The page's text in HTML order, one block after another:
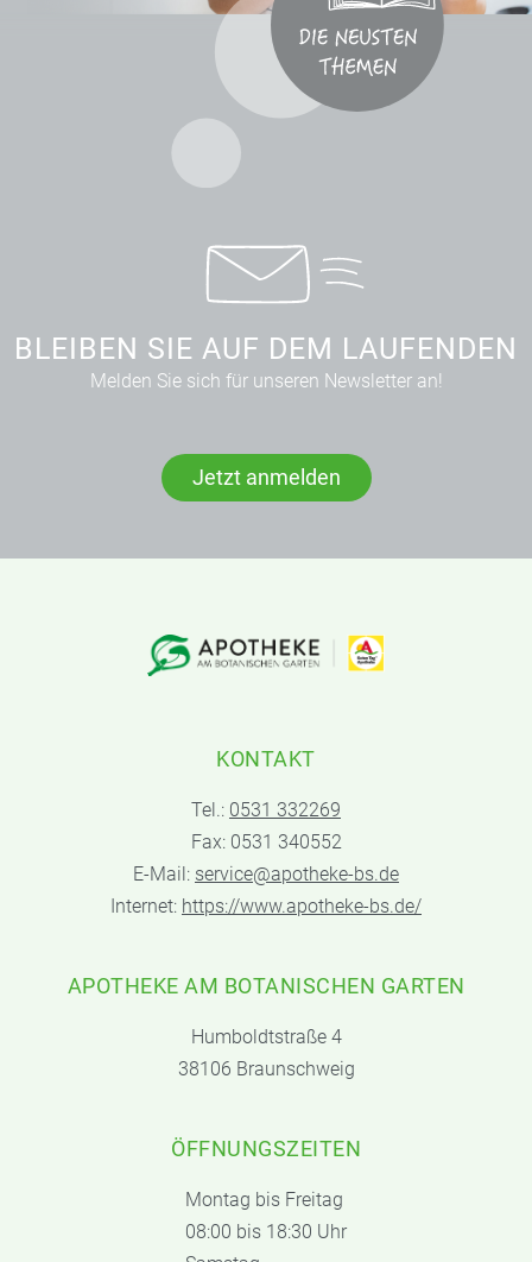
BLEIBEN SIE AUF DEM LAUFENDEN
Melden Sie sich für unseren Newsletter an!
Jetzt anmelden
KONTAKT
Tel.: 0531 332269
Fax: 0531 340552
E-Mail: service@apotheke-bs.de
Internet: https://www.apotheke-bs.de/
APOTHEKE AM BOTANISCHEN GARTEN
Humboldtstraße 4
38106 Braunschweig
ÖFFNUNGSZEITEN
Montag bis Freitag
08:00 bis 18:30 Uhr